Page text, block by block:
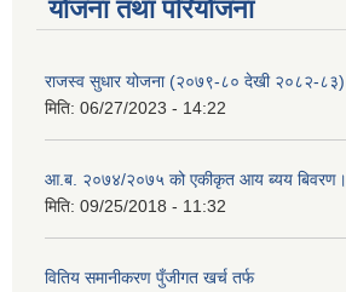
योजना तथा परियोजना
राजस्व सुधार योजना (२०७९-८० देखी २०८२-८३)
मिति: 06/27/2023 - 14:22
आ.ब. २०७४/२०७५ को एकीकृत आय ब्यय बिवरण।
मिति: 09/25/2018 - 11:32
वितिय समानीकरण पुँजीगत खर्च तर्फ